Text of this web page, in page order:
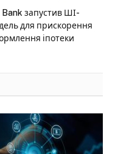
Bank запустив ШІ-
для прискорення
іпотеки